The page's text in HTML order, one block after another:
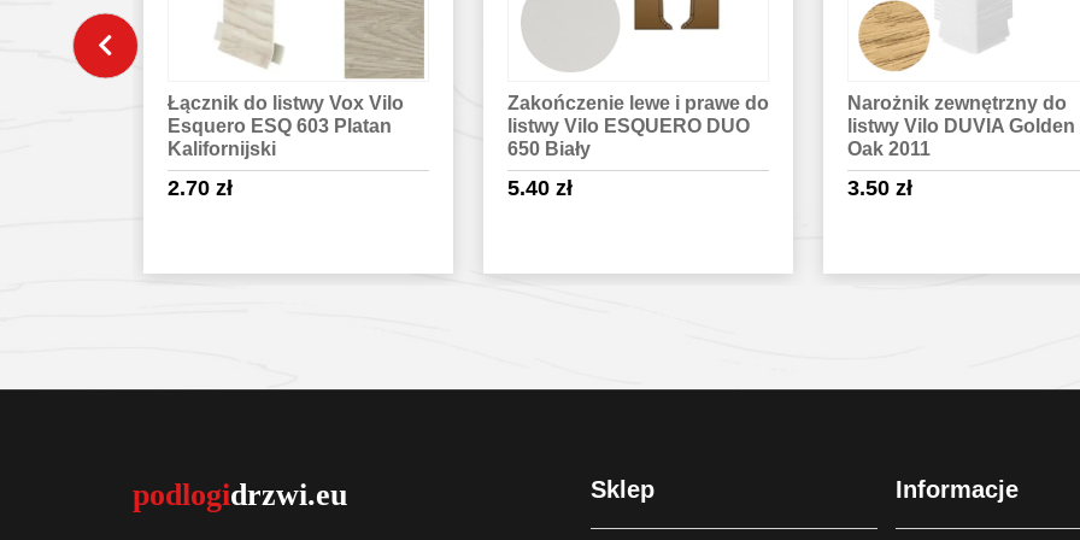
Zakończenie lewe i prawe do
listwy Vilo ESQUERO DUO
650 Biały
5.40 zł
Narożnik zewnętrzny do
listwy Vilo DUVIA Golden
Oak 2011
3.50zł
Listwa przypodłogowa
Vilo Esquero ESQ 689
Icarus
18.90zł
Sklep Informacje